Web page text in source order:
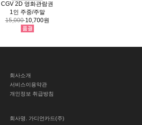
CGV 2D 영화관람권
1인 주중/주말
15,00010,700원
회사소개
서비스이용약관
개인정보 취급방침
회사명.
가디언카드(주)